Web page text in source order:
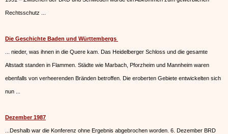
Rechtsschutz ...
Die Geschichte Baden und Württembergs
... nieder, was ihnen in die Quere kam. Das Heidelberger Schloss und die gesamte
Altstadt standen in Flammen. Städte wie Marbach , Pforzheim und Mannheim waren
ebenfalls von verheerenden Bränden betroffen. Die eroberten Gebiete entwickelten sich
nun ...
Dezember 1987
...Deshalb war die Konferenz ohne Ergebnis abgebrochen worden. 6. Dezember BRD